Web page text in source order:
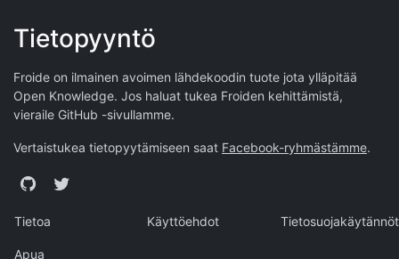
Tietopyyntö
Froide on ilmainen avoimen lähdekoodin tuote jota ylläpitää
Open Knowledge. Jos haluat tukea Froiden kehittämistä,
vieraile GitHub -sivullamme.
Vertaistukea tietopyytämiseen saat Facebook-ryhmästämme.
GitHubTwitter
Tietoa Käyttöehdot Tietosuojakäytännöt
Apua